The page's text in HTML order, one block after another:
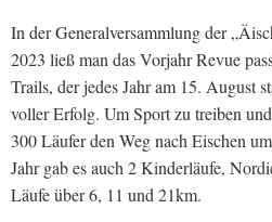
In der Generalversammlung der
2023 ließ man das Vorjahr Revue
Trails, der jedes Jahr am 15. August
voller Erfolg. Um Sport zu treiben
300 Läufer den Weg nach Eischen
Jahr gab es auch 2 Kinderläufe,
Läufe über 6, 11 und 21km.